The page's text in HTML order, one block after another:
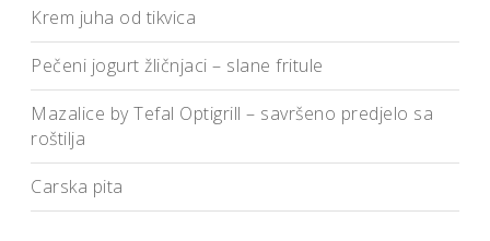
Krem juha od tikvica
Pečeni jogurt žličnjaci – slane fritule
Mazalice by Tefal Optigrill – savršeno predjelo sa
roštilja
Carska pita